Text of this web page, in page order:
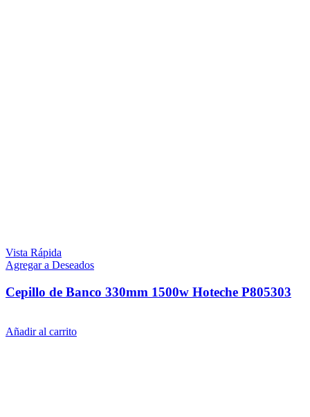
Vista Rápida
Agregar a Deseados
Cepillo de Banco 330mm 1500w Hoteche P805303
Añadir al carrito